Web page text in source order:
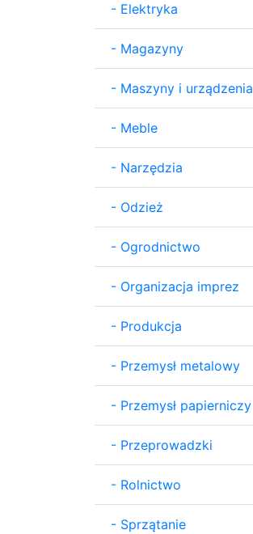
- Elektryka
- Magazyny
- Maszyny i urządzenia
- Meble
- Narzędzia
- Odzież
- Ogrodnictwo
- Organizacja imprez
- Produkcja
- Przemysł metalowy
- Przemysł papierniczy
- Przeprowadzki
- Rolnictwo
- Sprzątanie